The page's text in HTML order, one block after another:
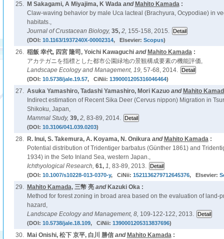
25. M Sakagami, A Miyajima, K Wadaand Mahito Kamada:
Claw-waving behavior by male Uca lacteal (Brachyura, Ocypodiae) in
habitats.,
Journal of Crustacean Biology, 35, 2, 155-158, 2015.
(DOI: 10.1163/1937240X-00002314, Elsevier: Scopus)
26. 稲飯 幸代, 四宮 隆司, Yoichi Kawaguchiand Mahito Kamada:
アカテガニを指標とした都市公園緑地の景観構成要素の機能評価,
Landscape Ecology and Management, 19, 57-68, 2014.
(DOI: 10.5738/jale.19.57, CiNii: 1390001205316046464)
27. Asuka Yamashiro, Tadashi Yamashiro, Mori Kazuoand Mahito
Indirect estimation of Recent Sika Deer (Cervus nippon) Migration in
Shikoku, Japan,
Mammal Study, 39, 2, 83-89, 2014.
(DOI: 10.3106/041.039.0203)
28. R. Inui, S. Takemura, A. Koyama, N. Onikuraand Mahito Kamada:
Potential distribution of Tridentiger barbatus (Günther 1861) and
1934) in the Seto Inland Sea, western Japan.,
Ichthyological Research, 61, 1, 83-89, 2013.
(DOI: 10.1007/s10228-013-0370-y, CiNii: 1521136279712645376, Elsevier:
29. Mahito Kamada, 三幣 亮and Kazuki Oka :
Method for forest zoning in broad area based on the evaluation of land-
hazard,
Landscape Ecology and Management, 8, 109-122-122, 2013.
(DOI: 10.5738/jale.18.109, CiNii: 1390001205313837696)
30. Mai Onishi, 松下 京平, 白川 勝信and Mahito Kamada: